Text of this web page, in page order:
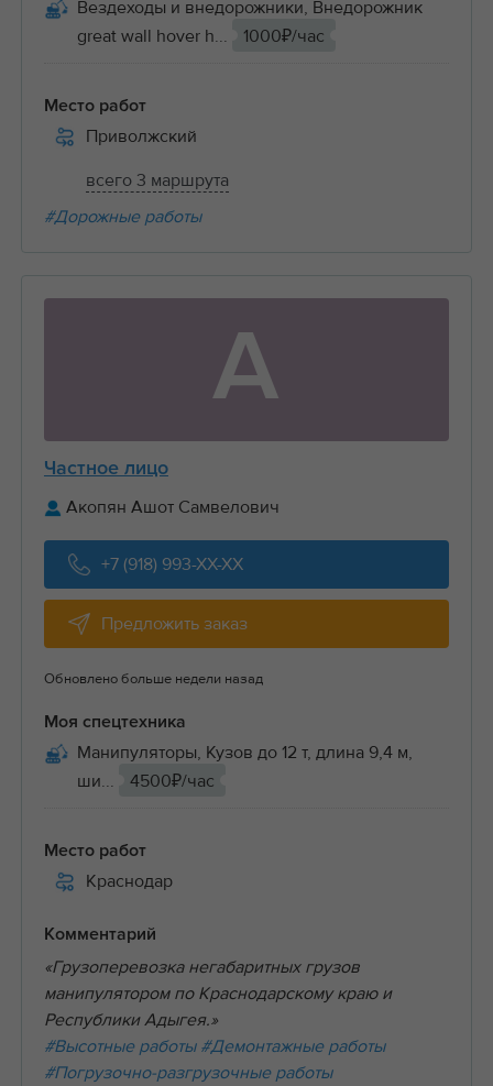
Вездеходы и внедорожники, Внедорожник
great wall hover h...
1000₽/час
Место работ
Приволжский
всего 3 маршрута
#Дорожные работы
А
Частное лицо
Акопян Ашот Самвелович
+7 (918) 993-XX-XX
Предложить заказ
Обновлено больше недели назад
Моя спецтехника
Манипуляторы, Кузов до 12 т, длина 9,4 м,
ши...
4500₽/час
Место работ
Краснодар
Комментарий
«Грузоперевозка негабаритных грузов
манипулятором по Краснодарскому краю и
Республики Адыгея.»
#Высотные работы #Демонтажные работы
#Погрузочно-разгрузочные работы